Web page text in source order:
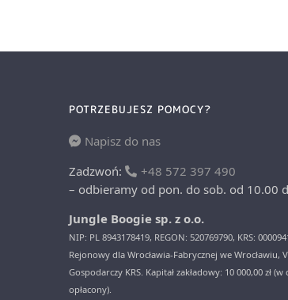
POTRZEBUJESZ POMOCY?
Napisz do nas
Zadzwoń:
+48 572 397 490
– odbieramy od pon. do sob. od 10.00
Jungle Boogie sp. z o.o.
NIP: PL 8943178419, REGON: 520769790, KRS:
Rejonowy dla Wrocławia-Fabrycznej we Wrocławiu,
Gospodarczy KRS. Kapitał zakładowy: 10 000,00 zł (w
opłacony).